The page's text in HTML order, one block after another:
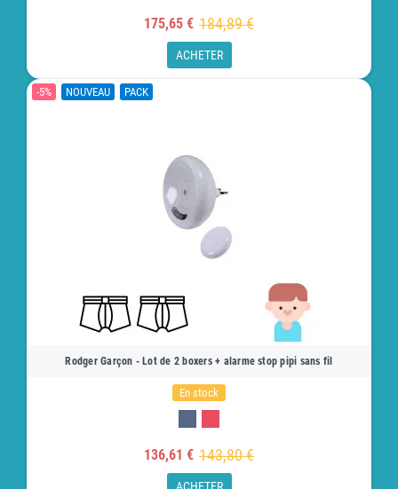
175,65 € 184,89 €
ACHETER
-5% NOUVEAU PACK
Rodger Garçon - Lot de 2 boxers + alarme stop pipi sans fil
En stock
136,61 € 143,80 €
ACHETER